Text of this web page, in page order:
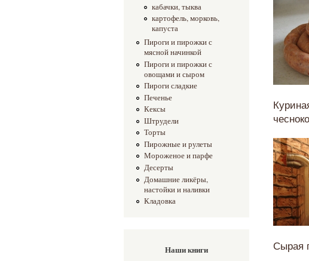
кабачки, тыква
картофель, морковь,
капуста
Пироги и пирожки с
мясной начинкой
Пироги и пирожки с
овощами и сыром
Пироги сладкие
Печенье
Кексы
Штрудели
Торты
Пирожные и рулеты
Мороженое и парфе
Десерты
Домашние ликёры,
настойки и наливки
Кладовка
Наши книги Сырая